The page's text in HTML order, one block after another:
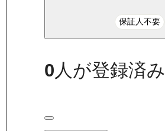
保証人不要
0 人が登録済み